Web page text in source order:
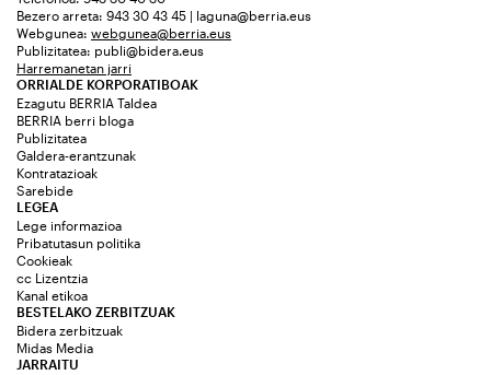
Bezero arreta: 943 30 43 45 | laguna@berria.eus
Webgunea: webgunea@berria.eus
Publizitatea: publi@bidera.eus
Harremanetan jarri
ORRIALDE KORPORATIBOAK
Ezagutu BERRIA Taldea
BERRIA berri bloga
Publizitatea
Galdera-erantzunak
Kontratazioak
Sarebide
JARRAITU
LEGEA
Lege informazioa
Pribatutasun politika
Cookieak
cc Lizentzia
Kanal etikoa
BESTELAKO ZERBITZUAK
Bidera zerbitzuak
Midas Media